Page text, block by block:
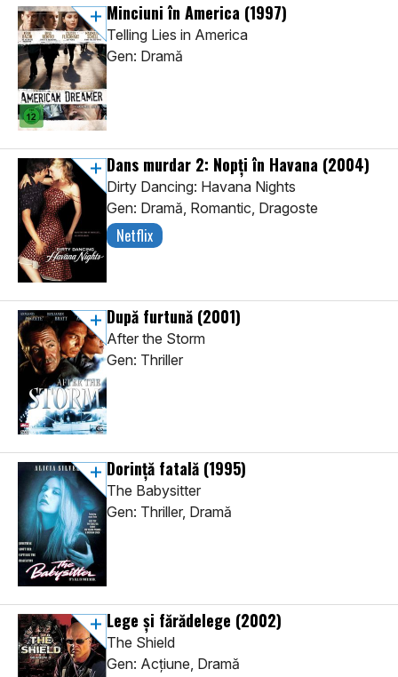
Minciuni în America (1997)
Telling Lies in America
Gen: Dramă
Dans murdar 2: Nopți în Havana (2004)
Dirty Dancing: Havana Nights
Gen: Dramă, Romantic, Dragoste
Netflix
După furtună (2001)
After the Storm
Gen: Thriller
Dorință fatală (1995)
The Babysitter
Gen: Thriller, Dramă
Lege și fărădelege (2002)
The Shield
Gen: Acţiune, Dramă